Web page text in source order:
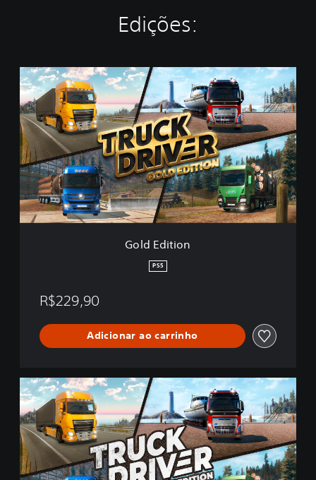
Edições:
o
l
d
E
d
i
t
i
o
n
Gold Edition
PS5
R$229,90
Adicionar ao carrinho
r
u
c
k
D
r